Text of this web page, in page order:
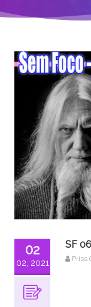
02
02, 2021
SF
Priss